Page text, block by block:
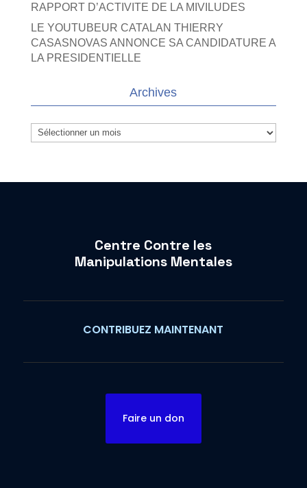
RAPPORT D’ACTIVITE DE LA MIVILUDES
LE YOUTUBEUR CATALAN THIERRY
CASASNOVAS ANNONCE SA CANDIDATURE A
LA PRESIDENTIELLE
Archives
Archives
Centre Contre les
Manipulations Mentales
CONTRIBUEZ MAINTENANT
Faire un don